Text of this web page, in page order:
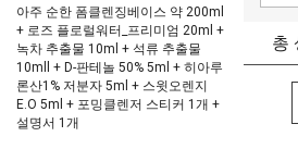
아주 순한 폼클렌징베이스 약 200ml
+ 로즈 플로럴워터_프리미엄 20ml +
녹차 추출물 10ml + 석류 추출물
10mll + D-판테놀 50% 5ml + 히아루
론산1% 저분자 5ml + 스윗오렌지
E.O 5ml + 포밍클렌저 스티커 1개 +
설명서 1개
총